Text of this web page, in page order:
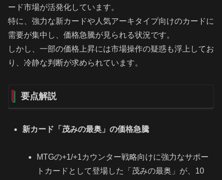
ード市場が活発化しています。
特に、強力な新カードや人気アーキタイプ向けのカードに
需要が集中し、価格急騰が見られる状況です。
しかし、一部の価格上昇には市場操作の疑惑も浮上してお
り、冷静な判断が求められています。
要点解説
新カード「茂みの最奥」の価格急騰
MTGの+1/+1カウンター戦略向けに強力なサポー
トカードとして登場した「茂みの最奥」が、10